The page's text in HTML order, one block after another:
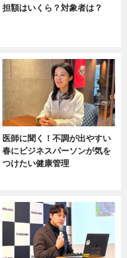
担額はいくら？対象者は？
医師に聞く！不調が出やすい
春にビジネスパーソンが気を
つけたい健康管理